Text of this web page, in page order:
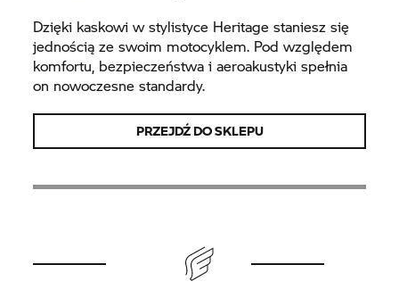
Dzięki kaskowi w stylistyce Heritage staniesz się
jednością ze swoim motocyklem. Pod względem
komfortu, bezpieczeństwa i aeroakustyki spełnia
on nowoczesne standardy.
PRZEJDŹ DO SKLEPU